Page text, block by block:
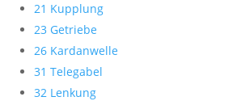
21 Kupplung
23 Getriebe
26 Kardanwelle
31 Telegabel
32 Lenkung